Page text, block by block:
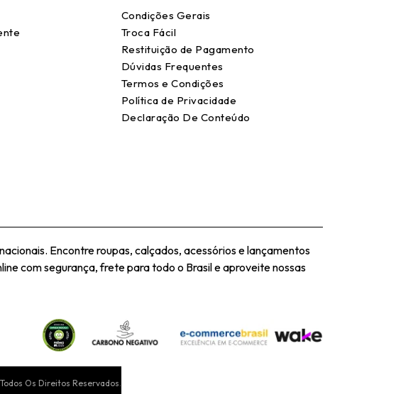
Condições Gerais
Troca Fácil
Restituição de Pagamento
Dúvidas Frequentes
Termos e Condições
Política de Privacidade
Declaração De Conteúdo
Encontre roupas, calçados, acessórios e lançamentos
com segurança, frete para todo o Brasil e aproveite nossas
Os Direitos Reservados.